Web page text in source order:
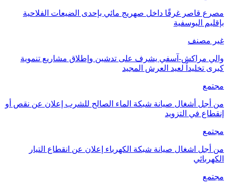
مصرع قاصر غرقًا داخل صهريج مائي بإحدى الضيعات الفلاحية
بإقليم اليوسفية
غير مصنف
والي مراكش-آسفي يشرف على تدشين وإطلاق مشاريع تنموية
كبرى تخليداً لعيد العرش المجيد
مجتمع
من أجل أشغال صيانة شبكة الماء الصالح للشرب إعلان عن نقص أو
إنقطاع في التزويد
مجتمع
من أجل اشغال صيانة شبكة الكهرباء إعلان عن انقطاع التيار
الكهربائي
مجتمع